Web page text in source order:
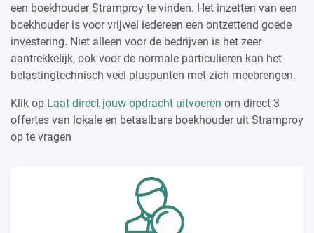
een boekhouder Stramproy te vinden. Het inzetten van een
boekhouder is voor vrijwel iedereen een ontzettend goede
investering. Niet alleen voor de bedrijven is het zeer
aantrekkelijk, ook voor de normale particulieren kan het
belastingtechnisch veel pluspunten met zich meebrengen.
Klik op Laat direct jouw opdracht uitvoeren om direct 3
offertes van lokale en betaalbare boekhouder uit Stramproy
op te vragen